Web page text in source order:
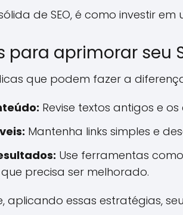
de SEO, é como investir
aprimorar seu
que podem fazer a
Revise textos antigos e
Mantenha links simples e
Use ferramentas
precisa ser melhorado.
aplicando essas estratégias,